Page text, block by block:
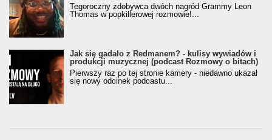
Tegoroczny zdobywca dwóch nagród Grammy Leon
Thomas w popkillerowej rozmowie!...
Jak się gadało z Redmanem? - kulisy wywiadów i
produkcji muzycznej (podcast Rozmowy o bitach)
Pierwszy raz po tej stronie kamery - niedawno ukazał
się nowy odcinek podcastu...